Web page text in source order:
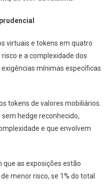
virtuais e tokens em quatro
e a complexidade dos
mínimas específicas
tokens de valores mobiliários.
hedge reconhecido,
e que envolvem
que as exposições estão
menor risco, se 1% do total